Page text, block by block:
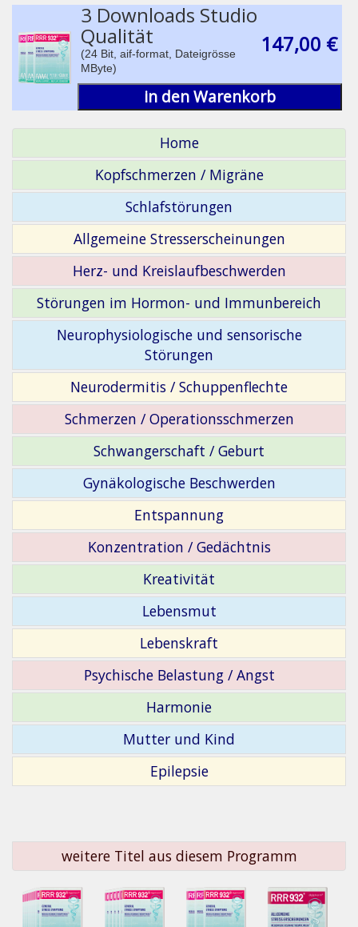
3 Downloads Studio
Qualität
(24 Bit, aif-format, Dateigrösse
MByte)
147,00 €
in den Warenkorb
Home
Kopfschmerzen / Migräne
Schlafstörungen
Allgemeine Stresserscheinungen
Herz- und Kreislaufbeschwerden
Störungen im Hormon- und Immunbereich
Neurophysiologische und sensorische
Störungen
Neurodermitis / Schuppenflechte
Schmerzen / Operationsschmerzen
Schwangerschaft / Geburt
Gynäkologische Beschwerden
Entspannung
Konzentration / Gedächtnis
Kreativität
Lebensmut
Lebenskraft
Psychische Belastung / Angst
Harmonie
Mutter und Kind
Epilepsie
weitere Titel aus diesem Programm